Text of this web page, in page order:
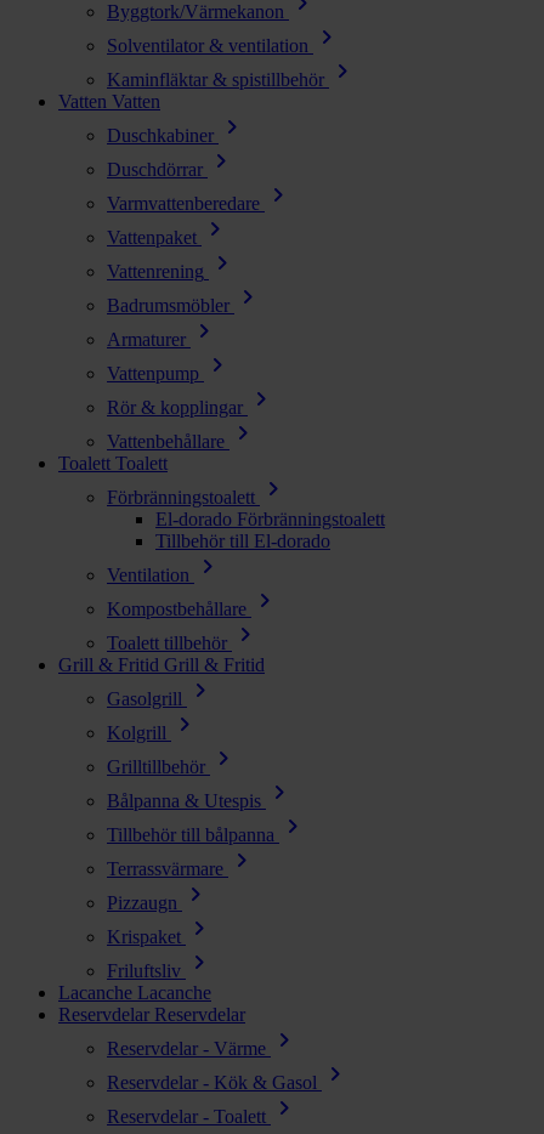
Byggtork/Värmekanon
Solventilator & ventilation chevron_right
Kaminfläktar & spistillbehör chevron_right
Vatten Vatten
Duschkabiner
chevron_right
Duschdörrar chevron_right
Varmvattenberedare chevron_right
Vattenpaket chevron_right
Vattenrening chevron_right
Badrumsmöbler chevron_right
Armaturer chevron_right
Vattenpump chevron_right
Rör & kopplingar chevron_right
Vattenbehållare chevron_right
Toalett Toalett
Förbränningstoalett
chevron_right
El-dorado Förbränningstoalett
Tillbehör till El-dorado
Ventilation
chevron_right
Kompostbehållare chevron_right
Toalett tillbehör chevron_right
Grill & Fritid Grill & Fritid
Gasolgrill
chevron_right
Kolgrill chevron_right
Grilltillbehör chevron_right
Bålpanna & Utespis chevron_right
Tillbehör till bålpanna chevron_right
Terrassvärmare chevron_right
Pizzaugn chevron_right
Krispaket chevron_right
Friluftsliv chevron_right
Lacanche Lacanche
Reservdelar Reservdelar
Reservdelar - Värme
chevron_right
Reservdelar - Kök & Gasol chevron_right
Reservdelar - Toalett chevron_right